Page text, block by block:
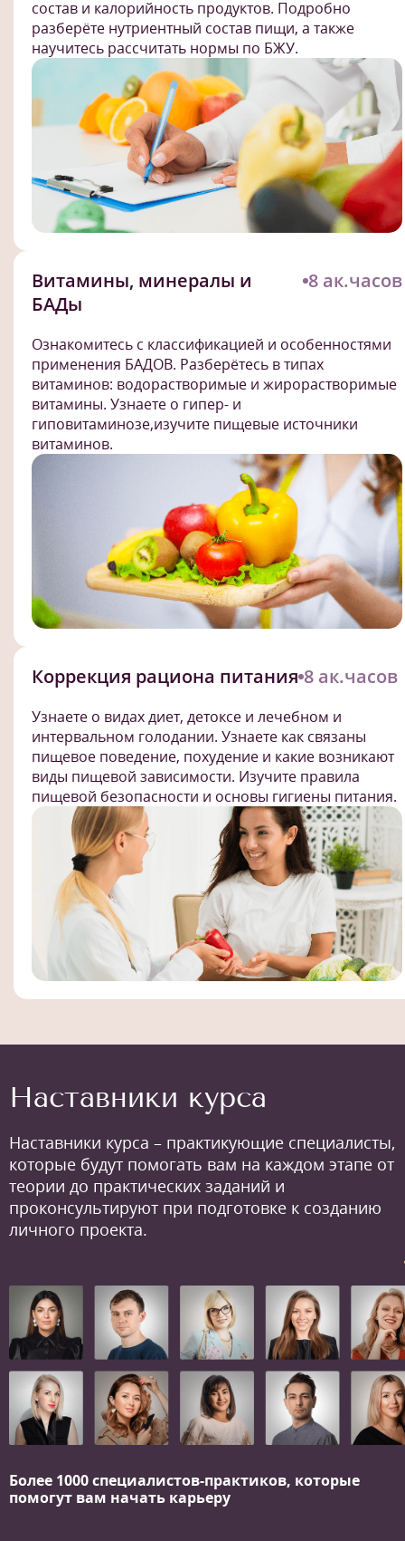
состав и калорийность продуктов. Подробно
разберёте нутриентный состав пищи, а также
научитесь рассчитать нормы по БЖУ.
Витамины, минералы и
БАДы
8 ак.часов
Ознакомитесь с классификацией и особенностями
применения БАДОВ. Разберётесь в типах
витаминов: водорастворимые и жирорастворимые
витамины. Узнаете о гипер- и
гиповитаминозе,изучите пищевые источники
витаминов.
Коррекция рациона питания 8 ак.часов
Узнаете о видах диет, детоксе и лечебном и
интервальном голодании. Узнаете как связаны
пищевое поведение, похудение и какие возникают
виды пищевой зависимости. Изучите правила
пищевой безопасности и основы гигиены питания.
Наставники курса
Наставники курса – практикующие специалисты,
которые будут помогать вам на каждом этапе от
теории до практических заданий и
проконсультируют при подготовке к созданию
личного проекта.
Более 1000 специалистов-практиков, которые
помогут вам начать карьеру